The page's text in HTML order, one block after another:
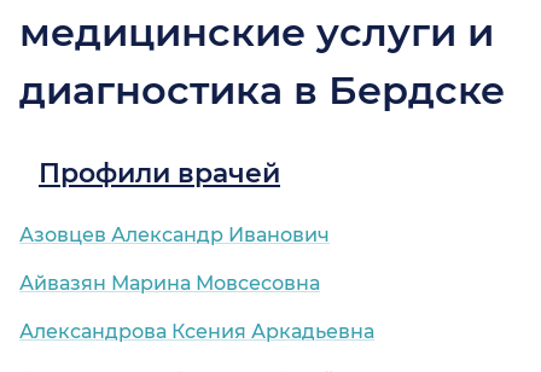
медицинские услуги и
диагностика в Бердске
Профили врачей
Азовцев Александр Иванович
Айвазян Марина Мовсесовна
Александрова Ксения Аркадьевна